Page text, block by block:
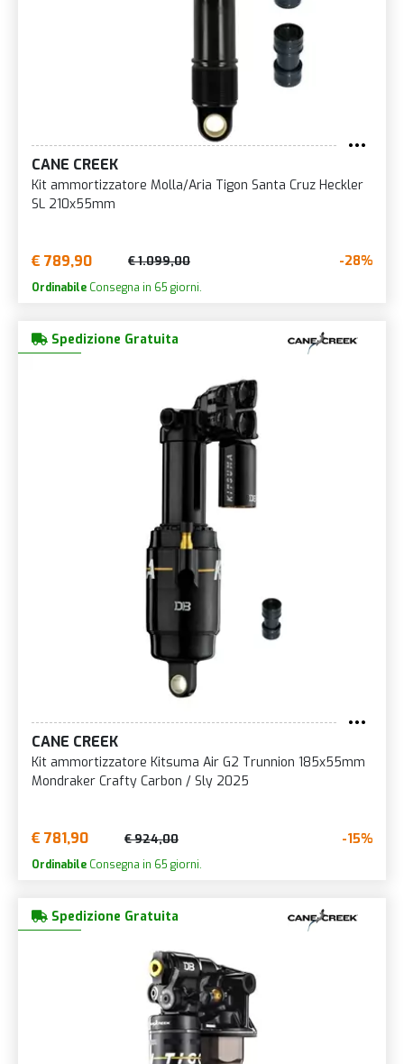
CANE CREEK
Kit ammortizzatore Molla/Aria Tigon Santa Cruz Heckler
SL 210x55mm
€ 789,90 € 1.099,00 -28%
Ordinabile Consegna in 65 giorni.
Spedizione Gratuita
CANE CREEK
Kit ammortizzatore Kitsuma Air G2 Trunnion 185x55mm
Mondraker Crafty Carbon / Sly 2025
€ 781,90 € 924,00 -15%
Ordinabile Consegna in 65 giorni.
Spedizione Gratuita